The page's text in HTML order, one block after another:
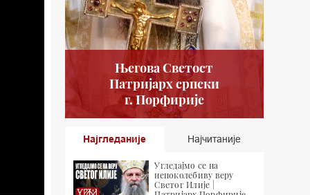
Његова Светост
Патријарх српски
г. Порфирије
Најгледаније Најчитаније
Угледајмо се на
непоколебиву веру
Светог Илије |